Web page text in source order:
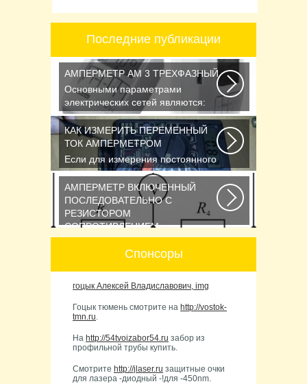
Последние публикации
АМПЕРМЕТР АМ 3 ТРЕХФАЗНЫЙ
Основными параметрами
электрических сетей являются:
действующее значение...
КАК ИЗМЕРИТЬ ПЕРЕМЕННЫЙ
ТОК АМПЕРМЕТРОМ
Если для измерения постоянного
напряжения Вы пользуетесь
вольтметром с...
АМПЕРМЕТР ВКЛЮЧЕННЫЙ
ПОСЛЕДОВАТЕЛЬНО С
РЕЗИСТОРОМ
СОПРОТИВЛЕНИЕМ
сопротивлений Возьмем три
Спонсоры
гоцык Алексей Владиславович, img
Гоцык тюмень смотрите на http://vostok-
tmn.ru.
На http://54tvoizabor54.ru забор из
профильной трубы купить.
Смотрите http://jlaser.ru защитные очки
для лазера -диодный -!для -450nm.